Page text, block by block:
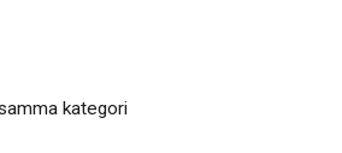
kategori